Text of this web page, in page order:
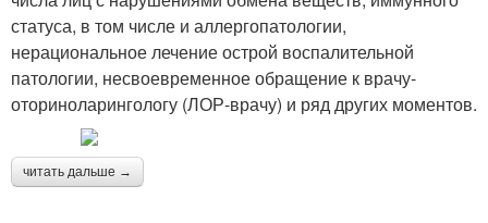
статуса, в том числе и аллергопатологии,
нерациональное лечение острой воспалительной
патологии, несвоевременное обращение к врачу-
оториноларингологу (ЛОР-врачу) и ряд других моментов.
читать дальше →